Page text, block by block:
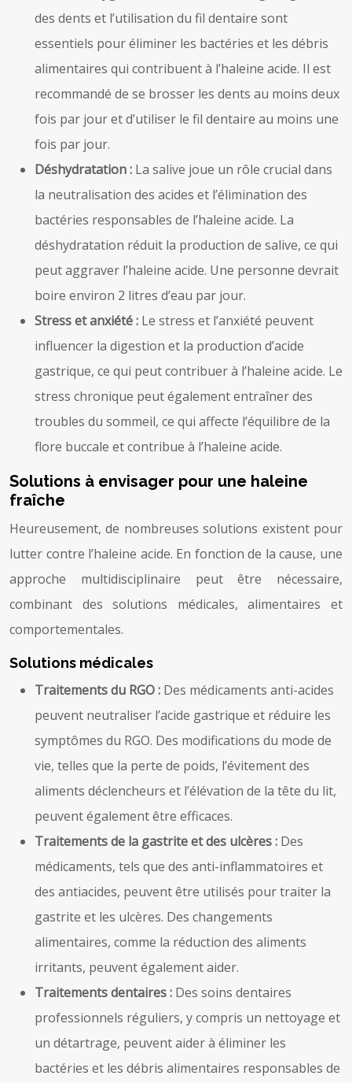
des dents et l’utilisation du fil dentaire sont
essentiels pour éliminer les bactéries et les débris
alimentaires qui contribuent à l’haleine acide. Il est
recommandé de se brosser les dents au moins deux
fois par jour et d’utiliser le fil dentaire au moins une
fois par jour.
Déshydratation : La salive joue un rôle crucial dans
la neutralisation des acides et l’élimination des
bactéries responsables de l’haleine acide. La
déshydratation réduit la production de salive, ce qui
peut aggraver l’haleine acide. Une personne devrait
boire environ 2 litres d’eau par jour.
Stress et anxiété : Le stress et l’anxiété peuvent
influencer la digestion et la production d’acide
gastrique, ce qui peut contribuer à l’haleine acide. Le
stress chronique peut également entraîner des
troubles du sommeil, ce qui affecte l’équilibre de la
flore buccale et contribue à l’haleine acide.
Solutions à envisager pour une haleine
fraîche
Heureusement, de nombreuses solutions existent pour
lutter contre l’haleine acide. En fonction de la cause, une
approche multidisciplinaire peut être nécessaire,
combinant des solutions médicales, alimentaires et
comportementales.
Solutions médicales
Traitements du RGO : Des médicaments anti-acides
peuvent neutraliser l’acide gastrique et réduire les
symptômes du RGO. Des modifications du mode de
vie, telles que la perte de poids, l’évitement des
aliments déclencheurs et l’élévation de la tête du lit,
peuvent également être efficaces.
Traitements de la gastrite et des ulcères : Des
médicaments, tels que des anti-inflammatoires et
des antiacides, peuvent être utilisés pour traiter la
gastrite et les ulcères. Des changements
alimentaires, comme la réduction des aliments
irritants, peuvent également aider.
Traitements dentaires : Des soins dentaires
professionnels réguliers, y compris un nettoyage et
un détartrage, peuvent aider à éliminer les
bactéries et les débris alimentaires responsables de